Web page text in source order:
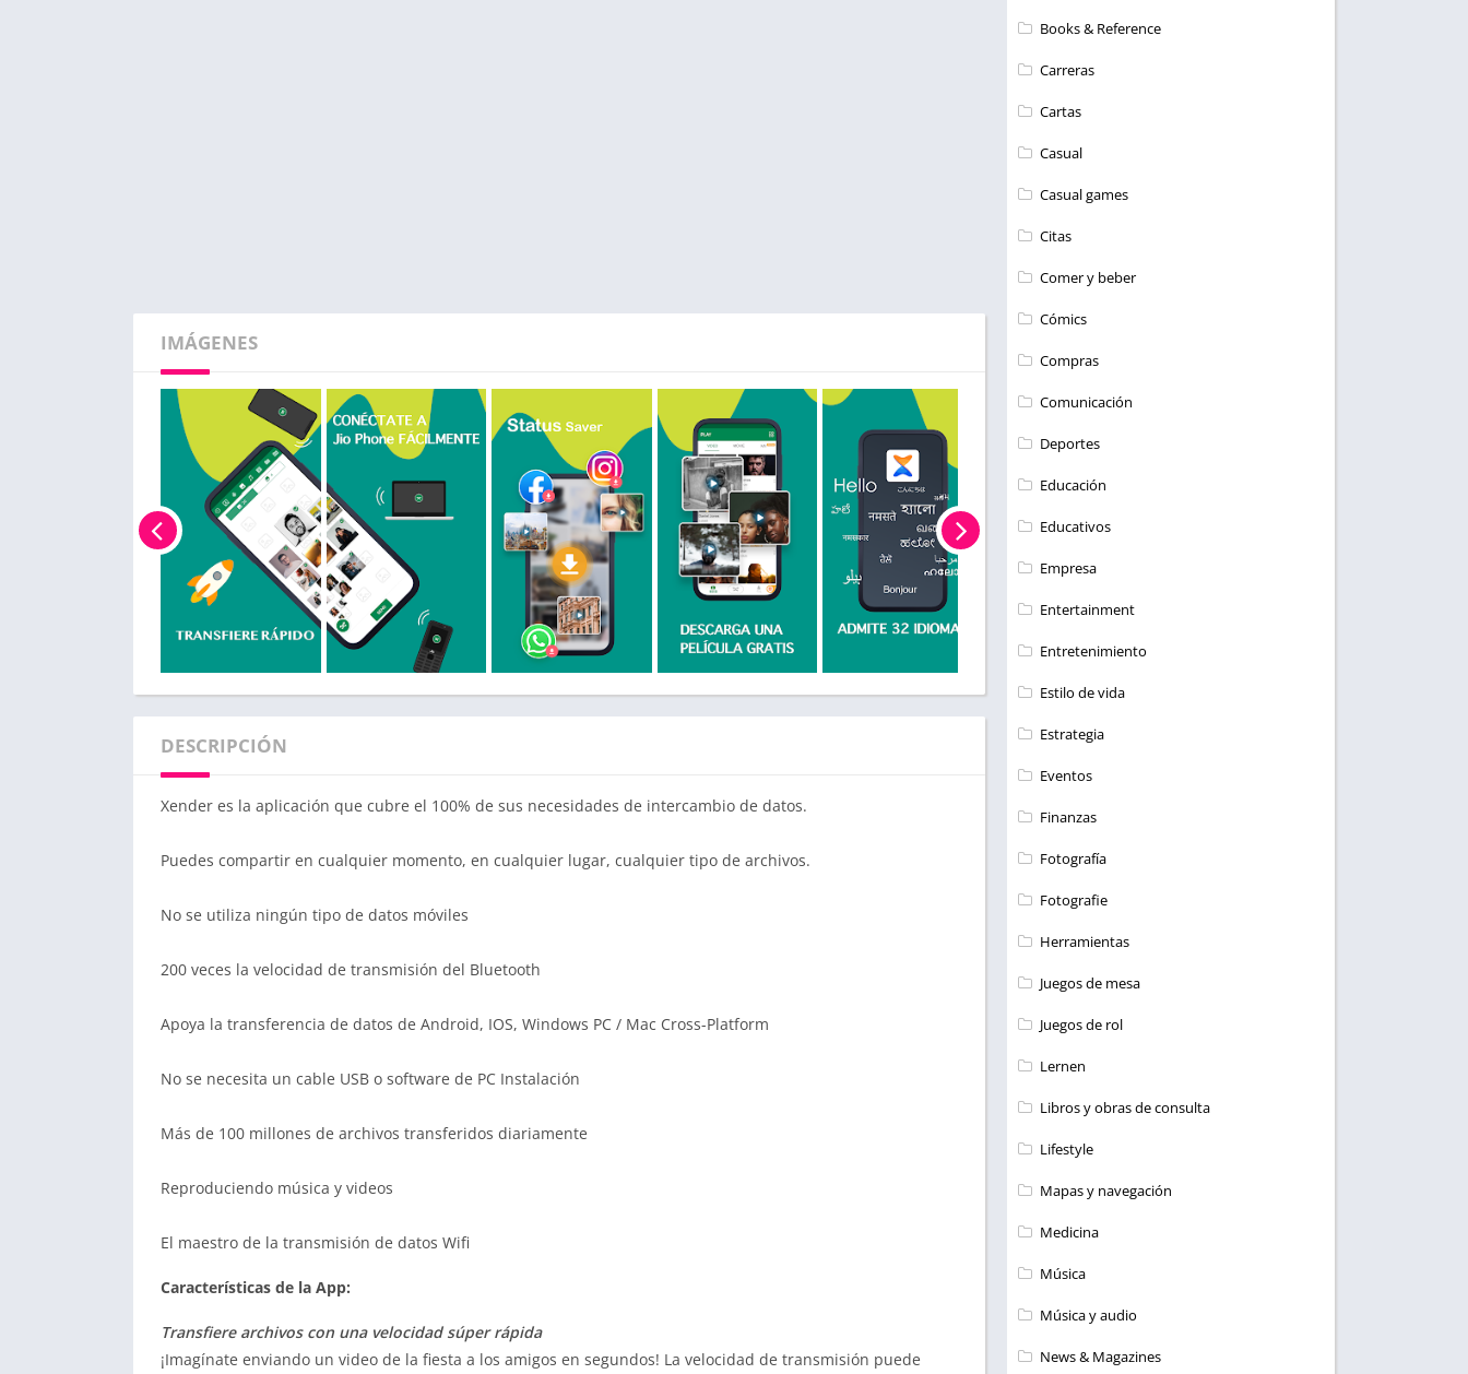
IMÁGENES
DESCRIPCIÓN
Xender es la aplicación que cubre el 100% de sus necesidades de intercambio de datos.
Puedes compartir en cualquier momento, en cualquier lugar, cualquier tipo de archivos.
No se utiliza ningún tipo de datos móviles
200 veces la velocidad de transmisión del Bluetooth
Apoya la transferencia de datos de Android, IOS, Windows PC / Mac Cross-Platform
No se necesita un cable USB o software de PC Instalación
Más de 100 millones de archivos transferidos diariamente
Reproduciendo música y videos
El maestro de la transmisión de datos Wifi
Características de la App:
Transfiere archivos con una velocidad súper rápida
¡Imagínate enviando un video de la fiesta a los amigos en segundos! La velocidad de transmisión puede
Books & Reference
Carreras
Cartas
Casual
Casual games
Citas
Comer y beber
Cómics
Compras
Comunicación
Deportes
Educación
Educativos
Empresa
Entertainment
Entretenimiento
Estilo de vida
Estrategia
Eventos
Finanzas
Fotografía
Fotografie
Herramientas
Juegos de mesa
Juegos de rol
Lernen
Libros y obras de consulta
Lifestyle
Mapas y navegación
Medicina
Música
Música y audio
News & Magazines